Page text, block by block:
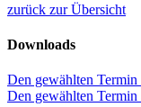
zurück zur Übersicht
Downloads
Den gewählten
Den gewählten